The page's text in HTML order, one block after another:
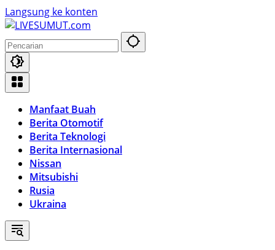
Langsung ke konten
Manfaat Buah
Berita Otomotif
Berita Teknologi
Berita Internasional
Nissan
Mitsubishi
Rusia
Ukraina